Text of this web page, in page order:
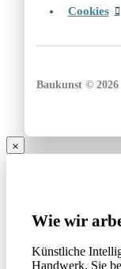
Cookies
Baukunst © 2026
Wie wir
Künstliche
Handwerk. Sie